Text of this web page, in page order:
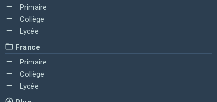
Primaire
Collège
Lycée
France
Primaire
Collège
Lycée